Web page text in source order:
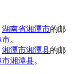
湖南省湘潭市的邮
市。
湘潭市湘潭县的邮
市湘潭县。